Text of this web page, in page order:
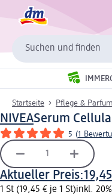
Suchen und finden
Startseite Pflege & Parfum
NIVEASerum
5 (1
Aktueller Preis:
1 St (19,45 € je 1 St)inkl.